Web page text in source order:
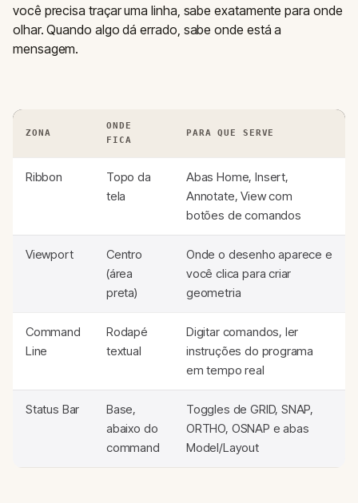
você precisa traçar uma linha, sabe exatamente para onde
olhar. Quando algo dá errado, sabe onde está a
mensagem.
ZONA
ONDE
FICA
PARA QUE SERVE
Ribbon
Topo da
tela
Abas Home, Insert,
Annotate, View com
botões de comandos
Viewport
Centro
(área
preta)
Onde o desenho aparece e
você clica para criar
geometria
Command
Line
Rodapé
textual
Digitar comandos, ler
instruções do programa
em tempo real
Status Bar
Base,
abaixo do
command
Toggles de GRID, SNAP,
ORTHO, OSNAP e abas
Model/Layout